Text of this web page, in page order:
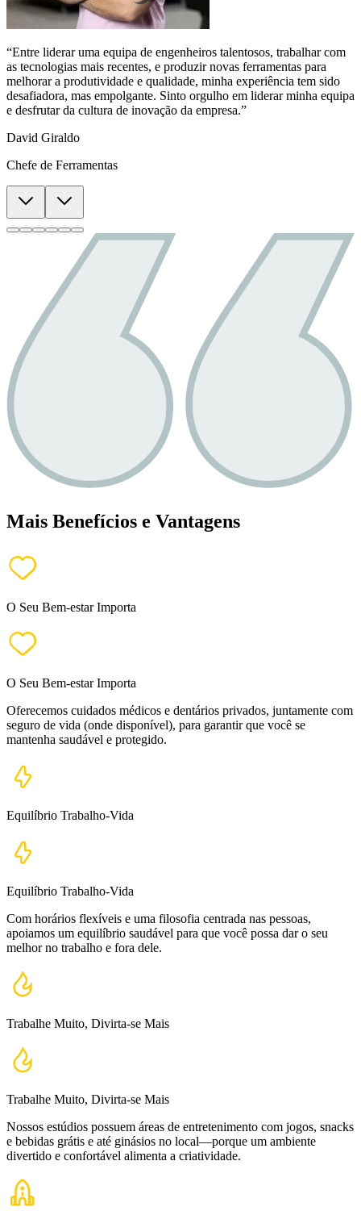
“Entre liderar uma equipa de engenheiros talentosos, trabalhar com
as tecnologias mais recentes, e produzir novas ferramentas para
melhorar a produtividade e qualidade, minha experiência tem sido
desafiadora, mas empolgante. Sinto orgulho em liderar minha equipa
e desfrutar da cultura de inovação da empresa.”
David Giraldo
Chefe de Ferramentas
Mais Benefícios e Vantagens
O Seu Bem-estar Importa
O Seu Bem-estar Importa
Oferecemos cuidados médicos e dentários privados, juntamente com
seguro de vida (onde disponível), para garantir que você se
mantenha saudável e protegido.
Equilíbrio Trabalho-Vida
Equilíbrio Trabalho-Vida
Com horários flexíveis e uma filosofia centrada nas pessoas,
apoiamos um equilíbrio saudável para que você possa dar o seu
melhor no trabalho e fora dele.
Trabalhe Muito, Divirta-se Mais
Trabalhe Muito, Divirta-se Mais
Nossos estúdios possuem áreas de entretenimento com jogos, snacks
e bebidas grátis e até ginásios no local—porque um ambiente
divertido e confortável alimenta a criatividade.